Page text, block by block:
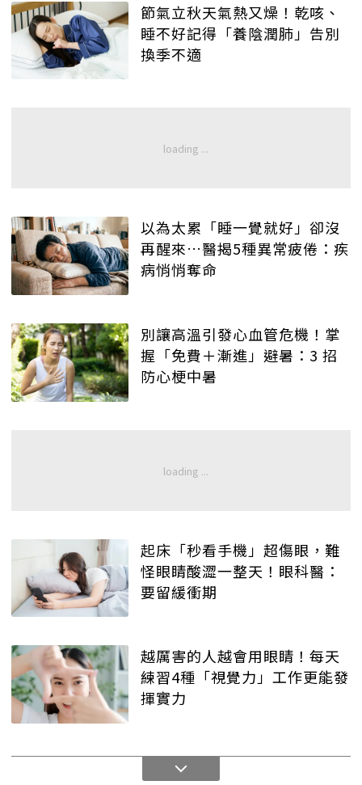
節氣立秋天氣熱又燥！乾咳、
睡不好記得「養陰潤肺」告別
換季不適
以為太累「睡一覺就好」卻沒
再醒來…醫揭5種異常疲倦：疾
病悄悄奪命
別讓高溫引發心血管危機！掌
握「免費＋漸進」避暑：3 招
防心梗中暑
起床「秒看手機」超傷眼，難
怪眼睛酸澀一整天！眼科醫：
要留緩衝期
越厲害的人越會用眼睛！每天
練習4種「視覺力」工作更能發
揮實力